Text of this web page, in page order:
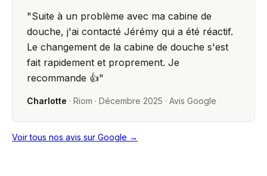
"Suite à un problème avec ma cabine de
douche, j'ai contacté Jérémy qui a été réactif.
Le changement de la cabine de douche s'est
fait rapidement et proprement. Je
recommande 👍"
Charlotte · Riom · Décembre 2025 · Avis Google
Voir tous nos avis sur Google →